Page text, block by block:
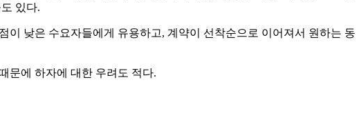
있다.
낮은 수요자들에게 유용하고, 계약이 선착순으로 이어져서 원하는 동
문에 하자에 대한 우려도 적다.